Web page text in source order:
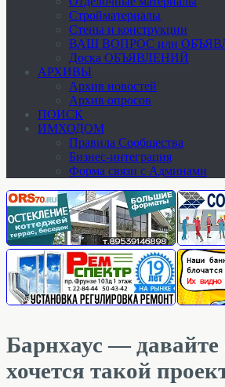
Стройматериалы
Стены и конструкции
ВАШ ВОПРОС или
Доска ОБЪЯВЛЕНИЙ
АРХИВЫ
Архив новостей
Архив опросов
ПОИСК
ИМХОДОМ
Правила Сообщества
Бизнес-интеграция
Форма связи с Админами
Барнхаус —
хочется такой